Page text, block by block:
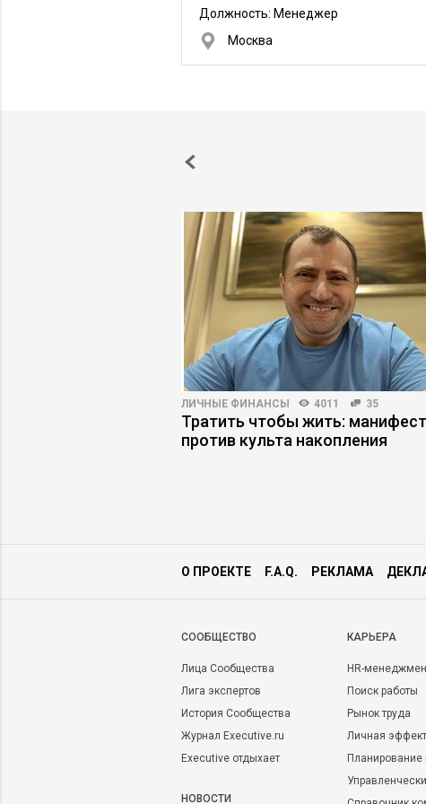
Должность: Менеджер
Москва
ЛИЧНЫЕ ФИНАНСЫ 4011 35
Тратить чтобы жить: манифест
против культа накопления
О ПРОЕКТЕ F.A.Q. РЕКЛАМА
CООБЩЕСТВО
Лица Сообщества
Лига экспертов
История Сообщества
Журнал Executive.ru
Executive отдыхает
НОВОСТИ
КАРЬЕРА
HR-
Поиск работы
Рынок труда
Личная
Планирование